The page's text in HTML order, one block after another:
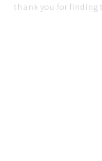
thank you for finding